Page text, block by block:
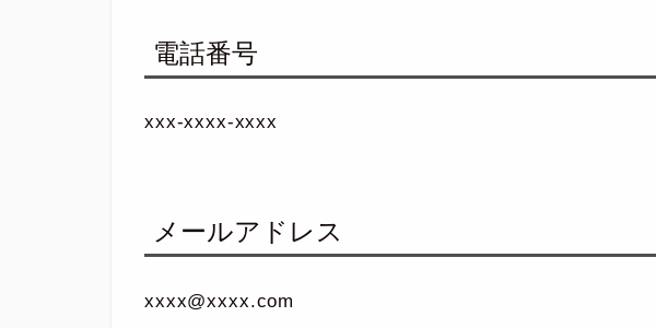
電話番号
xxx-xxxx-xxxx
メールアドレス
xxxx@xxxx.com